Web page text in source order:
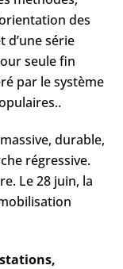
des
d’une série
seule fin
par le système
durable,
régressive.
Le 28 juin, la